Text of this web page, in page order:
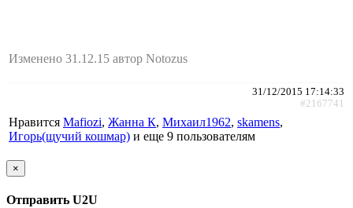
Изменено 31.12.15 автор Notozus
31/12/2015 17:14:33
#2167741
Нравится Mafiozi, Жанна К, Михаил1962, skamens,
Игорь(щучий кошмар) и еще 9 пользователям
×
Отправить U2U